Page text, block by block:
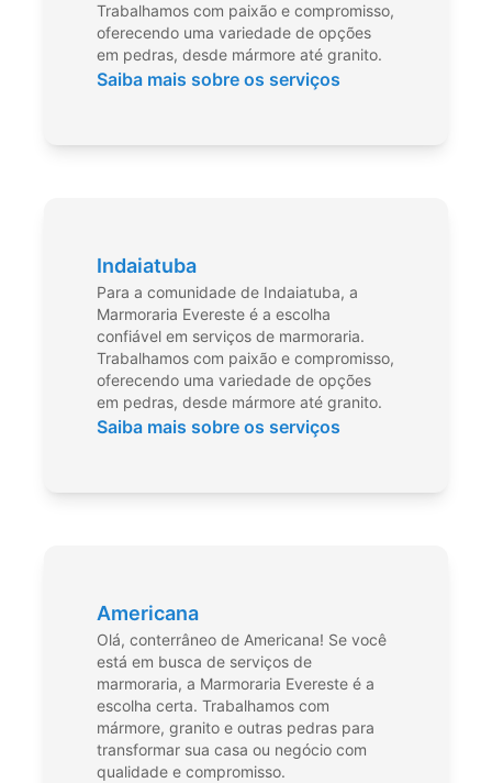
Trabalhamos com paixão e compromisso,
oferecendo uma variedade de opções
em pedras, desde mármore até granito.
Saiba mais sobre os serviços
Indaiatuba
Para a comunidade de Indaiatuba, a
Marmoraria Evereste é a escolha
confiável em serviços de marmoraria.
Trabalhamos com paixão e compromisso,
oferecendo uma variedade de opções
em pedras, desde mármore até granito.
Saiba mais sobre os serviços
Americana
Olá, conterrâneo de Americana! Se você
está em busca de serviços de
marmoraria, a Marmoraria Evereste é a
escolha certa. Trabalhamos com
mármore, granito e outras pedras para
transformar sua casa ou negócio com
qualidade e compromisso.